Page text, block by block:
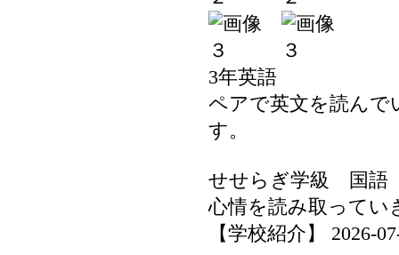
3年英語
ペアで英文を読んで
す。
せせらぎ学級 国語
心情を読み取ってい
【学校紹介】 2026-